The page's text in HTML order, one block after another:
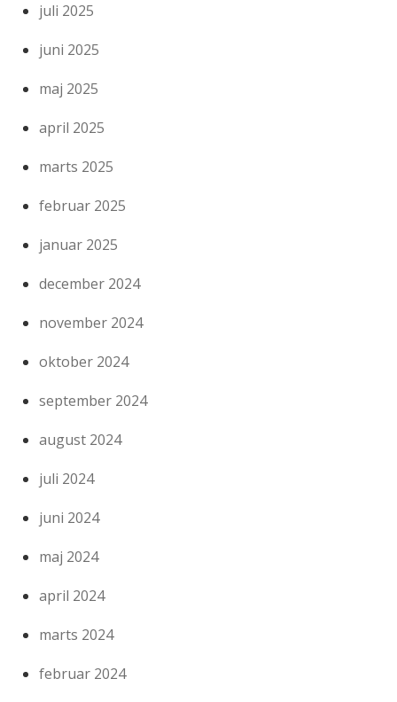
juli 2025
juni 2025
maj 2025
april 2025
marts 2025
februar 2025
januar 2025
december 2024
november 2024
oktober 2024
september 2024
august 2024
juli 2024
juni 2024
maj 2024
april 2024
marts 2024
februar 2024